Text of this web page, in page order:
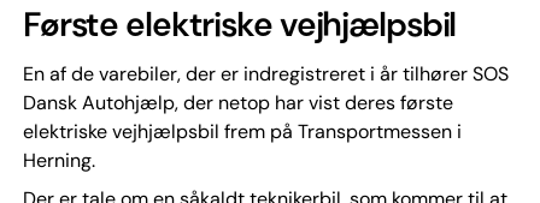
Første elektriske vejhjælpsbil
En af de varebiler, der er indregistreret i år tilhører SOS
Dansk Autohjælp, der netop har vist deres første
elektriske vejhjælpsbil frem på Transportmessen i
Herning.